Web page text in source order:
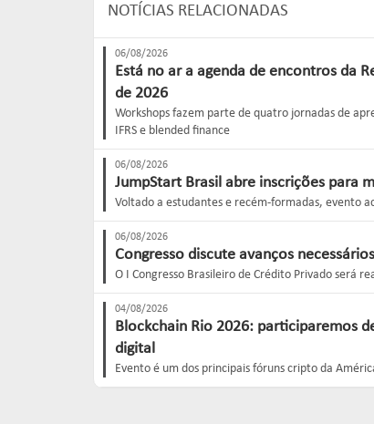
NOTÍCIAS RELACIONADAS
06/08/2026
Está no ar a agenda de encontros da
de 2026
Workshops fazem parte de quatro jornadas de
IFRS e blended finance
06/08/2026
JumpStart Brasil abre inscrições para
Voltado a estudantes e recém-formadas, evento
06/08/2026
Congresso discute avanços
O I Congresso Brasileiro de Crédito Privado será
04/08/2026
Blockchain Rio 2026: participaremos
digital
Evento é um dos principais fóruns cripto da